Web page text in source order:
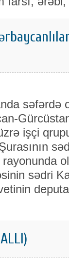
səfərdə
işçi
rayonunda
sədri